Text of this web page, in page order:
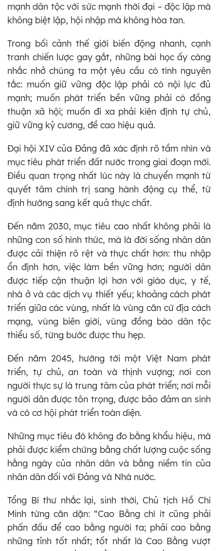
mạnh dân tộc với sức mạnh thời đại – độc lập mà
không biệt lập, hội nhập mà không hòa tan.
Trong bối cảnh thế giới biến động nhanh, cạnh
tranh chiến lược gay gắt, những bài học ấy càng
nhắc nhở chúng ta một yêu cầu có tính nguyên
tắc: muốn giữ vững độc lập phải có nội lực đủ
mạnh; muốn phát triển bền vững phải có đồng
thuận xã hội; muốn đi xa phải kiên định tự chủ,
giữ vững kỷ cương, đề cao hiệu quả.
Đại hội XIV của Đảng đã xác định rõ tầm nhìn và
mục tiêu phát triển đất nước trong giai đoạn mới.
Điều quan trọng nhất lúc này là chuyển mạnh từ
quyết tâm chính trị sang hành động cụ thể, từ
định hướng sang kết quả thực chất.
Đến năm 2030, mục tiêu cao nhất không phải là
những con số hình thức, mà là đời sống nhân dân
được cải thiện rõ rệt và thực chất hơn: thu nhập
ổn định hơn, việc làm bền vững hơn; người dân
được tiếp cận thuận lợi hơn với giáo dục, y tế,
nhà ở và các dịch vụ thiết yếu; khoảng cách phát
triển giữa các vùng, nhất là vùng căn cứ địa cách
mạng, vùng biên giới, vùng đồng bào dân tộc
thiểu số, từng bước được thu hẹp.
Đến năm 2045, hướng tới một Việt Nam phát
triển, tự chủ, an toàn và thịnh vượng; nơi con
người thực sự là trung tâm của phát triển; nơi mỗi
người dân được tôn trọng, được bảo đảm an sinh
và có cơ hội phát triển toàn diện.
Những mục tiêu đó không đo bằng khẩu hiệu, mà
phải được kiểm chứng bằng chất lượng cuộc sống
hằng ngày của nhân dân và bằng niềm tin của
nhân dân đối với Đảng và Nhà nước.
Tổng Bí thư nhắc lại, sinh thời, Chủ tịch Hồ Chí
Minh từng căn dặn: “Cao Bằng chí ít cũng phải
phấn đấu để cao bằng người ta; phải cao bằng
những tỉnh tốt nhất; tốt nhất là Cao Bằng vượt